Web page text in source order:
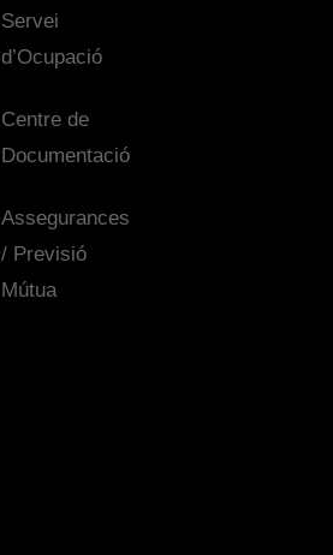
Servei
d’Ocupació
Centre de
Documentació
Assegurances
/ Previsió
Mútua